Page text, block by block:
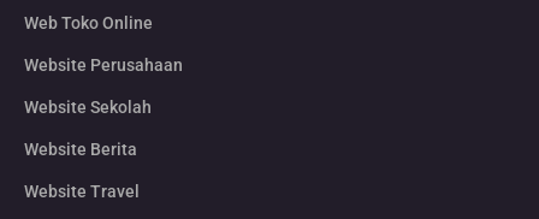
Web Toko Online
Website Perusahaan
Website Sekolah
Website Berita
Website Travel